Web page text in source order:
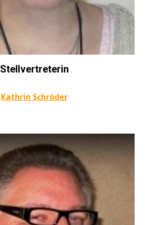
Stellvertreterin
Kathrin Schröder